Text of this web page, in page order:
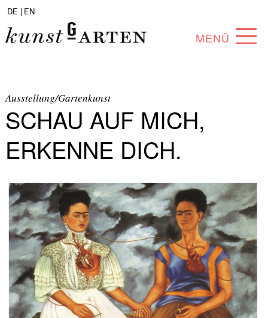
DE | EN
MENÜ
ABOUT
SAMMLUNG
KÜNSTLER*INNEN
PARTNER*INNEN
ANGEBOTE
Ausstellung/Gartenkunst
SCHAU AUF MICH,
ERKENNE DICH.